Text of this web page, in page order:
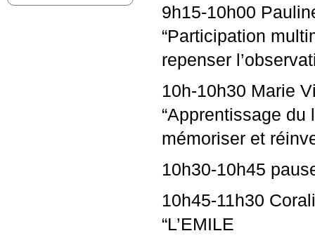
9h15-10h00
“Participation
repenser
10h-10h30 Marie
“Apprentissage
mémoriser et
10h30-10h45
10h45-11h30
“L’EMILE